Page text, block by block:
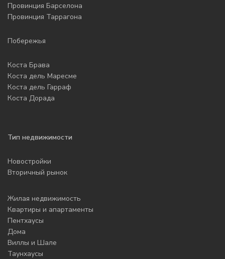
Провинция Барселона
Провинция Таррагона
Побережья
Коста Брава
Коста дель Маресме
Коста дель Гарраф
Коста Дорада
Тип недвижимости
Новостройки
Вторичный рынок
Жилая недвижимость
Квартиры и апартаменты
Пентхаусы
Дома
Виллы и Шале
Таунхаусы